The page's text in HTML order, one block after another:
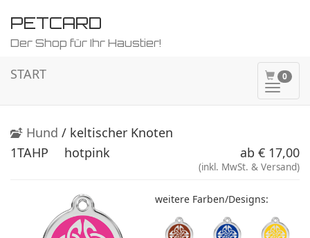
PETCARD
Der Shop für Ihr Haustier!
0
ein-/
START
Hund / keltischer Knoten
1TAHP
hotpink ab € 17,00
(inkl. MwSt. & Versand)
weitere Farben/Designs: